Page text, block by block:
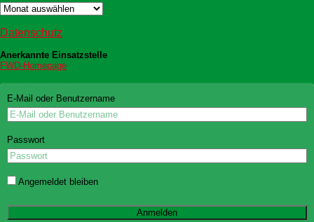
Archiv
Datenschutz
Anerkannte Einsatzstelle
FWD-Homepage
E-Mail oder Benutzername
Passwort
Angemeldet bleiben